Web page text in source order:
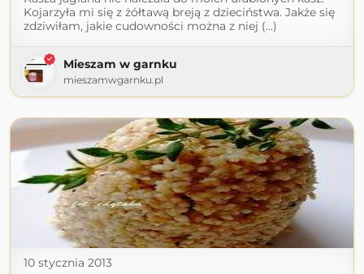
Kojarzyła mi się z żółtawą breją z dzieciństwa. Jakże się
zdziwiłam, jakie cudowności można z niej (...)
Mieszam w garnku
mieszamwgarnku.pl
10 stycznia 2013